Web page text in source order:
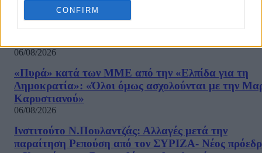
CONFIRM
Τραμπ: «Ήμασταν έτοιμοι για τη μεγαλύτερη
από τον Β’ Παγκόσμιο Πόλεμο – Το Ιράν μας
06/08/2026
«Πυρά» κατά των ΜΜΕ από την «Ελπίδα για τη
Δημοκρατία»: «Όλοι όμως ασχολούνται με την
Καρυστιανού»
06/08/2026
Ινστιτούτο Ν.Πουλαντζάς: Αλλαγές μετά την
παραίτηση Ρεπούση από τον ΣΥΡΙΖΑ- Νέος